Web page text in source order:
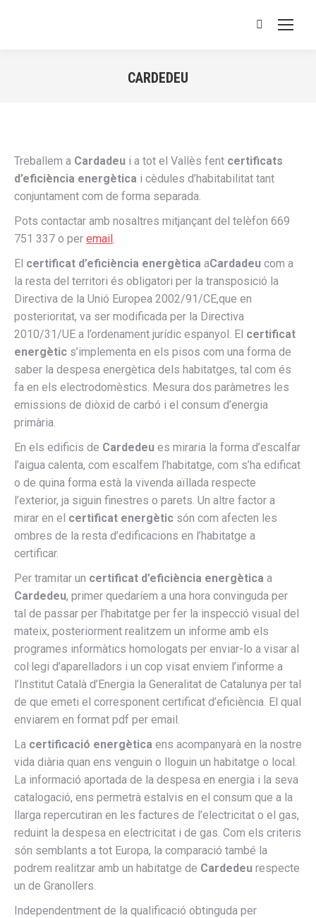
Buscar:
CARDEDEU
Treballem a Cardadeu i a tot el Vallès fent certificats
d’eficiència energètica i cèdules d’habitabilitat tant
conjuntament com de forma separada.
Pots contactar amb nosaltres mitjançant del telèfon 669
751 337 o per email.
El certificat d’eficiència energètica aCardadeu com a
la resta del territori és obligatori per la transposició la
Directiva de la Unió Europea 2002/91/CE,que en
posterioritat, va ser modificada per la Directiva
2010/31/UE a l’ordenament jurídic espanyol. El certificat
energètic s’implementa en els pisos com una forma de
saber la despesa energètica dels habitatges, tal com és
fa en els electrodomèstics. Mesura dos paràmetres les
emissions de diòxid de carbó i el consum d’energia
primària.
En els edificis de Cardedeu es miraria la forma d’escalfar
l’aigua calenta, com escalfem l’habitatge, com s’ha edificat
o de quina forma està la vivenda aïllada respecte
l’exterior, ja siguin finestres o parets. Un altre factor a
mirar en el certificat energètic són com afecten les
ombres de la resta d’edificacions en l’habitatge a
certificar.
Per tramitar un certificat d’eficiència energètica a
Cardedeu, primer quedaríem a una hora convinguda per
tal de passar per l’habitatge per fer la inspecció visual del
mateix, posteriorment realitzem un informe amb els
programes informàtics homologats per enviar-lo a visar al
col·legi d’aparelladors i un cop visat enviem l’informe a
l’Institut Català d’Energia la Generalitat de Catalunya per tal
de que emeti el corresponent certificat d’eficiència. El qual
enviarem en format pdf per email.
La certificació energètica ens acompanyarà en la nostre
vida diària quan ens venguin o lloguin un habitatge o local.
La informació aportada de la despesa en energia i la seva
catalogació, ens permetrà estalvis en el consum que a la
llarga repercutiran en les factures de l’electricitat o el gas,
reduint la despesa en electricitat i de gas. Com els criteris
són semblants a tot Europa, la comparació també la
podrem realitzar amb un habitatge de Cardedeu respecte
un de Granollers.
Independentment de la qualificació obtinguda per